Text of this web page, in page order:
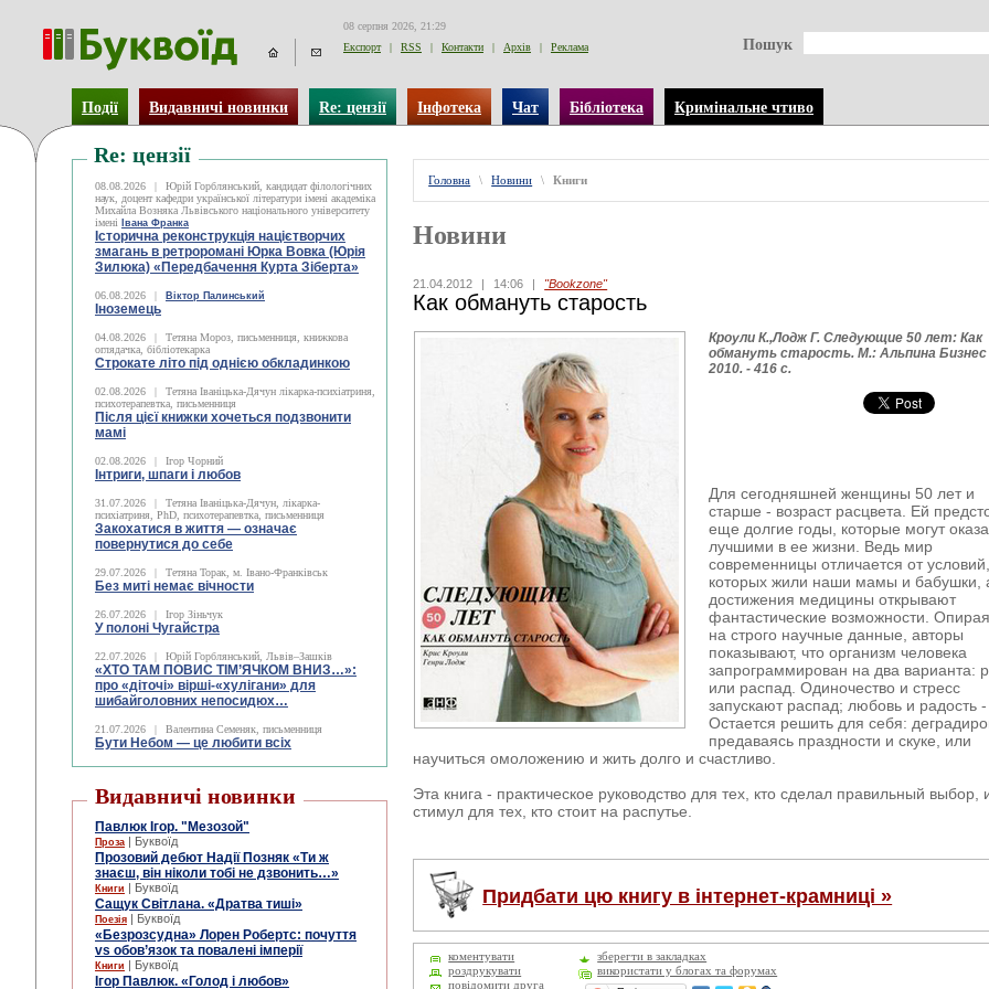
08 серпня 2026, 21:29
Експорт
| RSS | Контакти | Архів | Реклама Пошук
Події Видавничі новинки Re: цензії Інфотека Чат Бібліотека Кримінальне чтиво
Re: цензії
08.08.2026 |
Юрій Горблянський, кандидат філологічних
наук, доцент кафедри української літератури імені академіка
Михайла Возняка Львівського національного університету
імені
Івана Франка
Історична реконструкція націєтворчих
змагань в ретроромані Юрка Вовка (Юрія
Зилюка) «Передбачення Курта Зіберта»
06.08.2026 | Віктор Палинський
Іноземець
04.08.2026 |
Тетяна Мороз, письменниця, книжкова
оглядачка, бібліотекарка
Строкате літо під однією обкладинкою
02.08.2026 |
Тетяна Іваніцька-Дячун лікарка-психіатриня,
психотерапевтка, письменниця
Після цієї книжки хочеться подзвонити
мамі
02.08.2026 | Ігор Чорний
Інтриги, шпаги і любов
31.07.2026 |
Тетяна Іваніцька-Дячун, лікарка-
психіатриня, PhD, психотерапевтка, письменниця
Закохатися в життя — означає
повернутися до себе
29.07.2026 | Тетяна Торак, м. Івано-Франківськ
Без миті немає вічности
26.07.2026 | Ігор Зіньчук
У полоні Чугайстра
22.07.2026 | Юрій Горблянський, Львів–Зашків
«ХТО ТАМ ПОВИС ТІМ’ЯЧКОМ ВНИЗ…»:
про «діточі» вірші-«хулігани» для
шибайголовних непосидюх…
21.07.2026 | Валентина Семеняк, письменниця
Бути Небом ― це любити всіх
Видавничі новинки
Павлюк Ігор. "Мезозой"
Проза | Буквоїд
Прозовий дебют Надії Позняк «Ти ж
знаєш, він ніколи тобі не дзвонить…»
Книги | Буквоїд
Сащук Світлана. «Дратва тиші»
Поезія | Буквоїд
«Безрозсудна» Лорен Робертс: почуття
vs обов’язок та повалені імперії
Книги | Буквоїд
Ігор Павлюк. «Голод і любов»
Головна \ Новини \ Книги
Новини
21.04.2012 | 14:06 | "Bookzone"
Как обмануть старость
Кроули К.,Лодж Г. Следующие 50 лет: Как
обмануть старость. М.: Альпина Бизнес
2010. - 416 с.
Для сегодняшней женщины 50 лет и
старше - возраст расцвета. Ей
еще долгие годы, которые могут
лучшими в ее жизни. Ведь мир
современницы отличается от
которых жили наши мамы и бабушки,
достижения медицины открывают
фантастические возможности.
на строго научные данные, авторы
показывают, что организм человека
запрограммирован на два варианта:
или распад. Одиночество и стресс
запускают распад; любовь и радость -
Остается решить для себя:
предаваясь праздности и скуке, или
научиться омоложению и жить долго и счастливо.
Эта книга - практическое руководство для тех, кто сделал правильный выбор,
стимул для тех, кто стоит на распутье.
Придбати цю книгу в інтернет-крамниці »
коментувати
зберегти в закладках
роздрукувати
використати у блогах та форумах
повідомити друга